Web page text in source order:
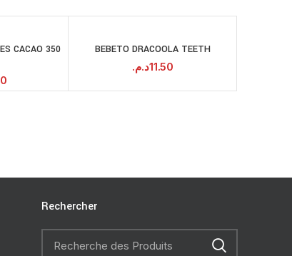
AU
CACAO 350
AJOUTER AU
PANIER
BEBETO DRACOOLA TEETH
11.50د.م.
Rechercher